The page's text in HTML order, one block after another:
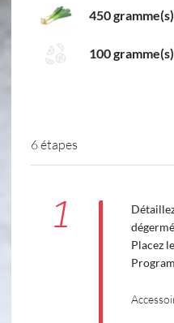
450 gramme(s)
100 gramme(s)
6 étapes
1
Placez